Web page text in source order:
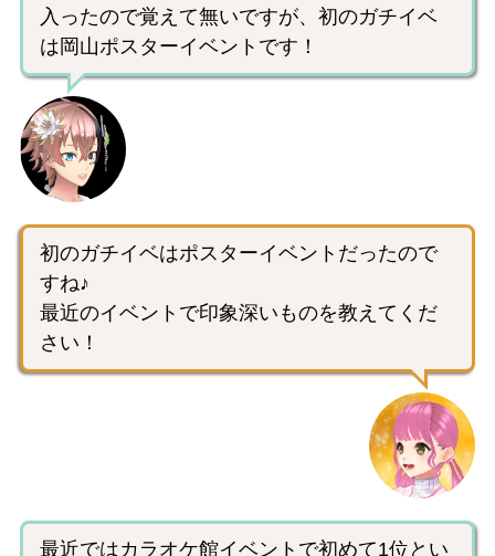
入ったので覚えて無いですが、初のガチイベ
は岡山ポスターイベントです！
初のガチイベはポスターイベントだったので
すね♪
最近のイベントで印象深いものを教えてくだ
さい！
最近ではカラオケ館イベントで初めて1位とい